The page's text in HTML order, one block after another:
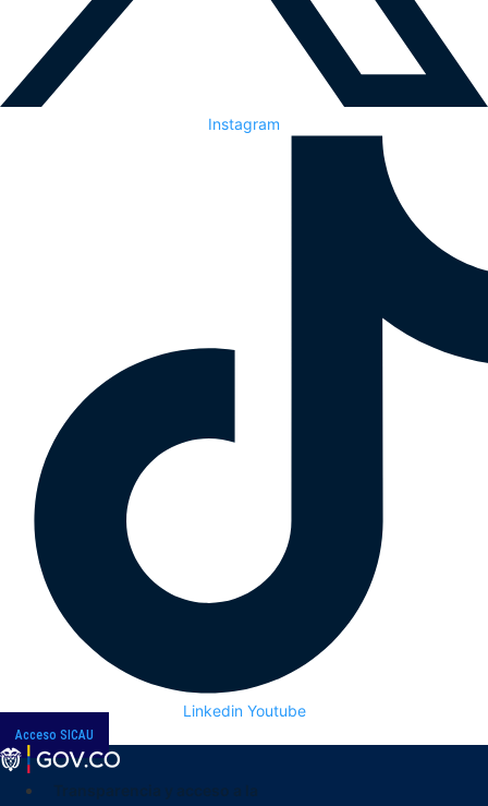
Instagram
Linkedin Youtube
Acceso SICAU